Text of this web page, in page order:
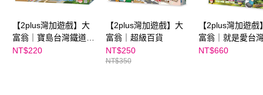
【2plus灣加遊戲】大
富翁｜寶島台灣鐵道之
旅
NT$220
【2plus灣加遊戲】大
富翁｜超級百貨
NT$250
NT$350
【2plus灣加遊戲
富翁｜就是愛台
NT$660